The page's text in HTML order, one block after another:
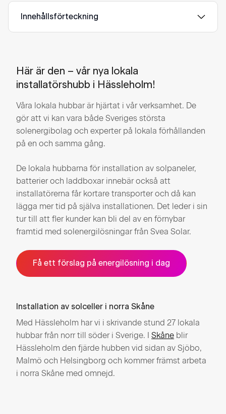
Innehållsförteckning
Här är den – vår nya lokala
installatörshubb i Hässleholm!
Våra lokala hubbar är hjärtat i vår verksamhet. De
gör att vi kan vara både Sveriges största
solenergibolag och experter på lokala förhållanden
på en och samma gång.
De lokala hubbarna för installation av solpaneler,
batterier och laddboxar innebär också att
installatörerna får kortare transporter och då kan
lägga mer tid på själva installationen. Det leder i sin
tur till att fler kunder kan bli del av en förnybar
framtid med solenergilösningar från Svea Solar.
Få ett förslag på energilösning i dag
Installation av solceller i norra Skåne
Med Hässleholm har vi i skrivande stund 27 lokala
hubbar från norr till söder i Sverige. I Skåne blir
Hässleholm den fjärde hubben vid sidan av Sjöbo,
Malmö och Helsingborg och kommer främst arbeta
i norra Skåne med omnejd.